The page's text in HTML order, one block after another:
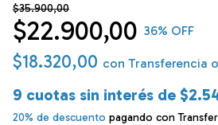
$35.900,00
$22.900,00 36% OFF
$18.320,00 con Transferencia
9 cuotas sin interés de
20% de descuento pagando con